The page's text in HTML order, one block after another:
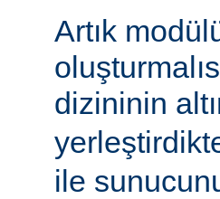
Artık
dizininin
ile